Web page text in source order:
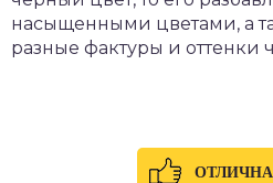
насыщенными цветами, а
разные фактуры и оттенки